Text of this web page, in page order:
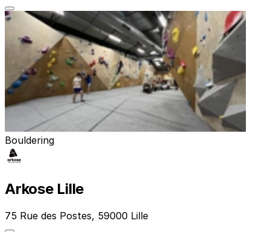
Bouldering
Arkose Lille
75 Rue des Postes, 59000 Lille